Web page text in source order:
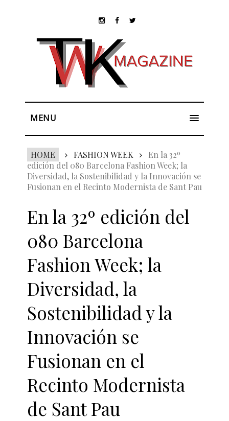
MENU
HOME FASHION WEEK
En la 32º
edición del 080 Barcelona Fashion Week; la
Diversidad, la Sostenibilidad y la Innovación se
Fusionan en el Recinto Modernista de Sant Pau
En la 32º edición del
080 Barcelona
Fashion Week; la
Diversidad, la
Sostenibilidad y la
Innovación se
Fusionan en el
Recinto Modernista
de Sant Pau